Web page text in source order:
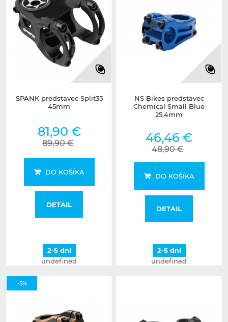
SPANK predstavec Split35
45mm
81,90 €
89,90 €
DO KOŠÍKA
DETAIL
2-5 dní
undefined
NS Bikes predstavec
Chemical Small Blue
25,4mm
46,46 €
48,90 €
DO KOŠÍKA
DETAIL
2-5 dní
undefined
-5%